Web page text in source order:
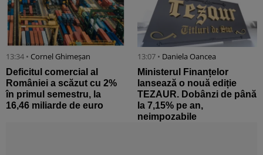
13:34 • Cornel Ghimeșan
Deficitul comercial al
României a scăzut cu 2%
în primul semestru, la
16,46 miliarde de euro
13:07 • Daniela Oancea
Ministerul Finanțelor
lansează o nouă ediție
TEZAUR. Dobânzi de până
la 7,15% pe an,
neimpozabile